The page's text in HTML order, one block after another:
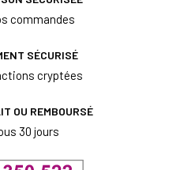
commandes
SÉCURISÉ
cryptées
OU REMBOURSÉ
30 jours